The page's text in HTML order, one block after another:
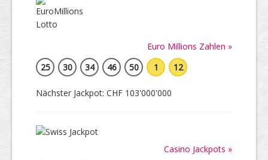
Euro Millions Zahlen »
25
30 34 46 50 1 12
Nächster Jackpot: CHF 103'000'000
Casino Jackpots »